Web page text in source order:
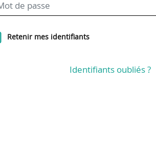
Retenir mes identifiants
Identifiants oubliés ?